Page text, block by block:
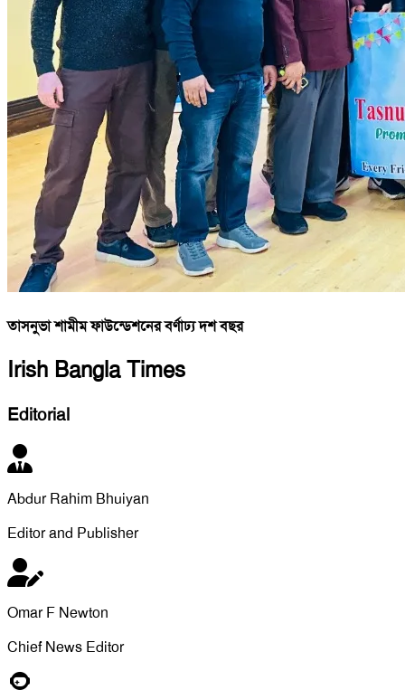
তাসনুভা শামীম ফাউন্ডেশনের বর্ণাঢ্য দশ বছর
Irish Bangla Times
Editorial
Abdur Rahim Bhuiyan
Editor and Publisher
Omar F Newton
Chief News Editor